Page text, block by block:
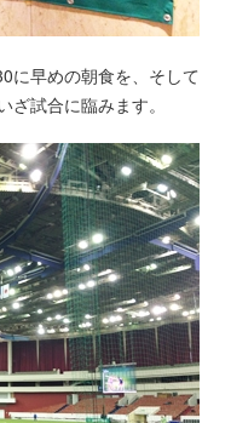
に早めの朝食を、そして
試合に臨みます。